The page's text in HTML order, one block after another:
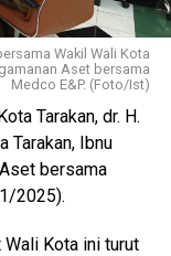
Wakil Wali Kota
Aset bersama
Medco E&P. (Foto/Ist)
Tarakan, dr. H.
Tarakan, Ibnu
bersama
2025).
Wali Kota ini turut